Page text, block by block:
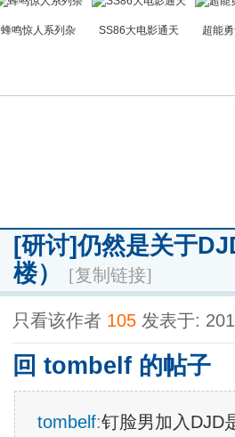
蜂鸣惊人系列杂 SS86大电影通天 超能
[研讨]仍然是关于
楼）
[复制链接]
只看该作者 105 发表于:
回 tombelf 的帖子
tombelf:钉脸男加入DJD